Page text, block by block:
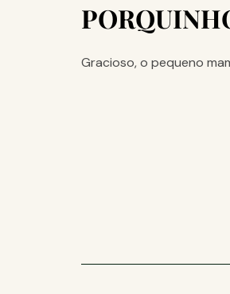
Gracioso, o pequeno